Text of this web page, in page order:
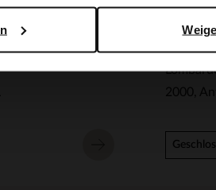
2000